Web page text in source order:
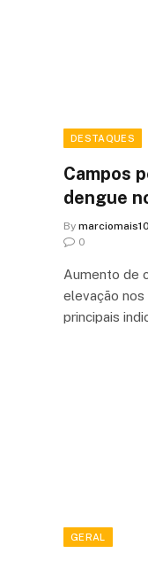
DESTAQUES
Campos
dengue
By
0
Aumento de
elevação
principais
GERAL